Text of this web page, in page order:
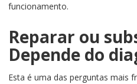
funcionamento.
Reparar ou
Depende do
Esta é uma das perguntas mais